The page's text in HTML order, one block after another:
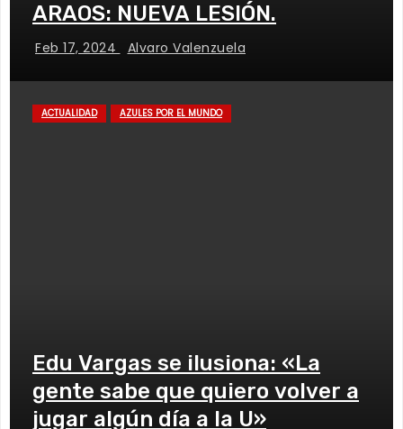
ARAOS: NUEVA LESIÓN.
Feb 17, 2024 Alvaro Valenzuela
ACTUALIDAD AZULES POR EL MUNDO
Edu Vargas se ilusiona: «La
gente sabe que quiero volver a
jugar algún día a la U»